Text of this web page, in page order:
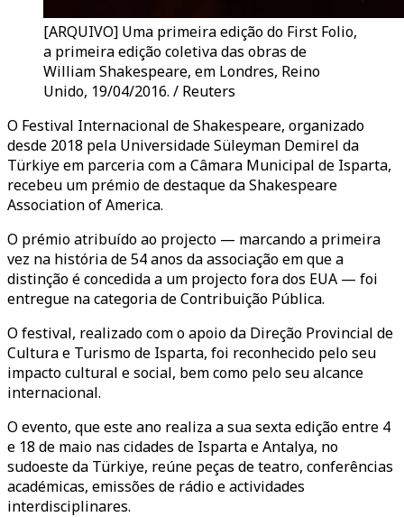
[ARQUIVO] Uma primeira edição do First Folio,
a primeira edição coletiva das obras de
William Shakespeare, em Londres, Reino
Unido, 19/04/2016. / Reuters
O Festival Internacional de Shakespeare, organizado
desde 2018 pela Universidade Süleyman Demirel da
Türkiye em parceria com a Câmara Municipal de Isparta,
recebeu um prémio de destaque da Shakespeare
Association of America.
O prémio atribuído ao projecto — marcando a primeira
vez na história de 54 anos da associação em que a
distinção é concedida a um projecto fora dos EUA — foi
entregue na categoria de Contribuição Pública.
O festival, realizado com o apoio da Direção Provincial de
Cultura e Turismo de Isparta, foi reconhecido pelo seu
impacto cultural e social, bem como pelo seu alcance
internacional.
O evento, que este ano realiza a sua sexta edição entre 4
e 18 de maio nas cidades de Isparta e Antalya, no
sudoeste da Türkiye, reúne peças de teatro, conferências
académicas, emissões de rádio e actividades
interdisciplinares.